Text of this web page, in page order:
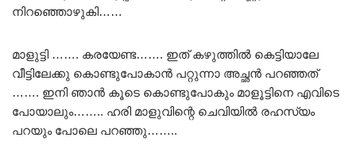
നിറഞ്ഞൊഴുകി……
മാളുട്ടി ……. കരയേണ്ട……. ഇത് കഴുത്തിൽ കെട്ടിയാലേ
വീട്ടിലേക്കു കൊണ്ടുപോകാൻ പറ്റുന്നാ അച്ഛൻ പറഞ്ഞത്
……. ഇനി ഞാൻ കൂടെ കൊണ്ടുപോകും മാളൂട്ടിനെ എവിടെ
പോയാലും…….. ഹരി മാളുവിന്റെ ചെവിയിൽ രഹസ്യം
പറയും പോലെ പറഞ്ഞു……..